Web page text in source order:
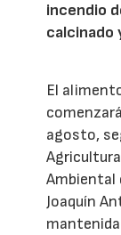
incendio
calcinado
El
agosto,
Ambiental
Joaquín